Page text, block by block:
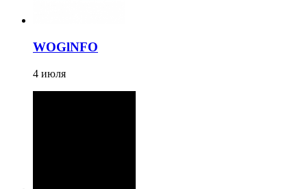
WOGlNFO
4 июля